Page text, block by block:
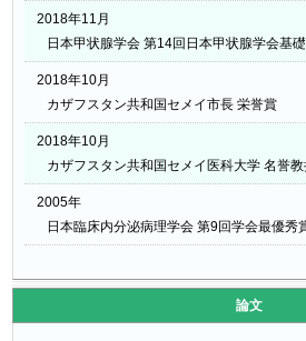
2018年11月
日本甲状腺学会 第14回日本甲状腺学会基
2018年10月
カザフスタン共和国セメイ市長 栄誉賞
2018年10月
カザフスタン共和国セメイ医科大学 名誉
2005年
日本臨床内分泌病理学会 第9回学会最優秀
論文